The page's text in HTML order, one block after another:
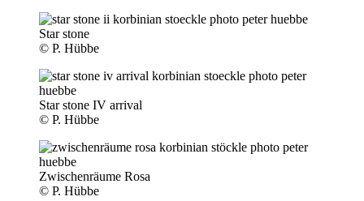
Star stone
© P. Hübbe
Star stone IV arrival
© P. Hübbe
Zwischenräume Rosa
© P. Hübbe